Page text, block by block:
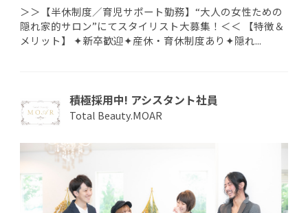
＞＞【半休制度／育児サポート勤務】“大人の女性ための
隠れ家的サロン”にてスタイリスト大募集！＜＜ 【特徴＆
メリット】 ✦新卒歓迎✦産休・育休制度あり✦隠れ...
積極採用中! アシスタント社員
Total Beauty.MOAR